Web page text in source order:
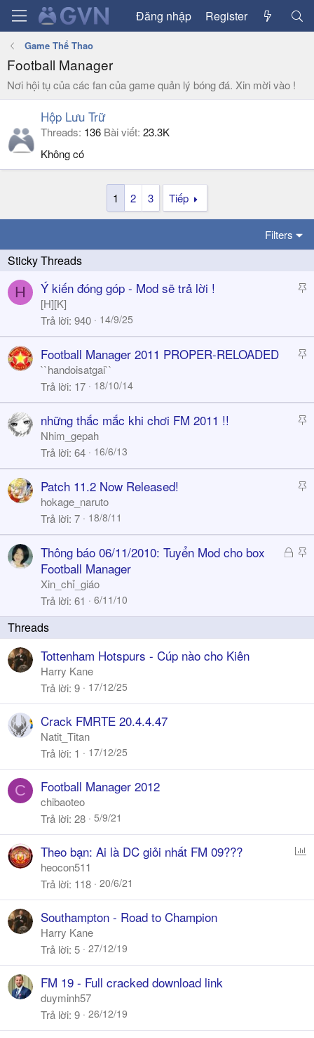
Đăng nhập Register
Game Thể Thao
Football Manager
Nơi hội tụ của các fan của game quản lý bóng đá. Xin mời vào !
Hộp Lưu Trữ
Threads 136 Bài viết 23.3K
Không có
1 2 3 Tiếp
Filters
H
S
c
k
Ý kiến đóng góp - Mod sẽ trả lời !
[H][K]
Trả lời 940 14/9/25
S
c
k
Football Manager 2011 PROPER-RELOADED
``handoisatgai``
Trả lời 17 18/10/14
S
c
k
những thắc mắc khi chơi FM 2011 !!
Nhim_gepah
Trả lời 64 16/6/13
S
c
k
Patch 11.2 Now Released!
hokage_naruto
Trả lời 7 18/8/11
Đ
ó
S
k
Thông báo 06/11/2010: Tuyển Mod cho box
Football Manager
Xin_chỉ_giáo
Trả lời 61 6/11/10
Tottenham Hotspurs - Cúp nào cho Kiên
Harry Kane
Trả lời 9 17/12/25
Crack FMRTE 20.4.4.47
Natit_Titan
Trả lời 1 17/12/25
C Football Manager 2012
chibaoteo
Trả lời 28 5/9/21
l
Theo bạn: Ai là DC giỏi nhất FM 09???
heocon511
Trả lời 118 20/6/21
Southampton - Road to Champion
Harry Kane
Trả lời 5 27/12/19
FM 19 - Full cracked download link
duyminh57
Trả lời 9 26/12/19